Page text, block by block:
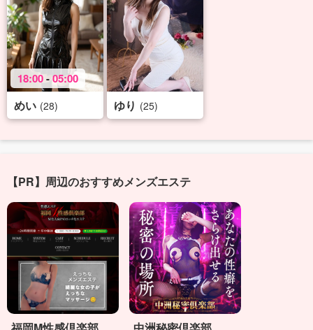
18:00-05:00
めい (28) ゆり (25)
【PR】周辺のおすすめメンズエステ